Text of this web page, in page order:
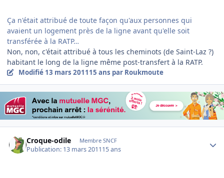
Ça n'était attribué de toute façon qu'aux personnes qui
avaient un logement près de la ligne avant qu'elle soit
transférée à la RATP…
Non, non, c'était attribué à tous les cheminots (de Saint-Laz ?)
habitant le long de la ligne même post-transfert à la RATP.
Modifié 13 mars 201115 ans par Roukmoute
Croque-odile Membre SNCF
Publication: 13 mars 201115 ans